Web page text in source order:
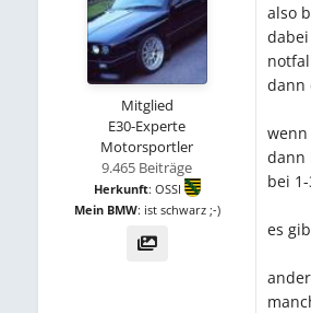
Mitglied
E30-Experte
Motorsportler
9.465 Beiträge
Herkunft: OSSI
Mein BMW: ist schwarz ;-)
also
dann
dann
bei
es